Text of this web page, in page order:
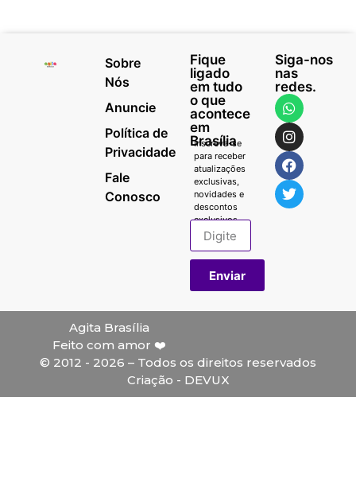
Sobre
Nós
Anuncie
Política de
Privacidade
Fale
Conosco
Fique
ligado
em tudo
o que
acontece
em
Brasília
Inscreva-se
para receber
atualizações
exclusivas,
novidades e
descontos
exclusivos.
Enviar
Siga-nos
nas
redes.
Agita Brasília
Feito com amor ❤️
© 2012 - 2026 – Todos os direitos reservados
Criação - DEVUX